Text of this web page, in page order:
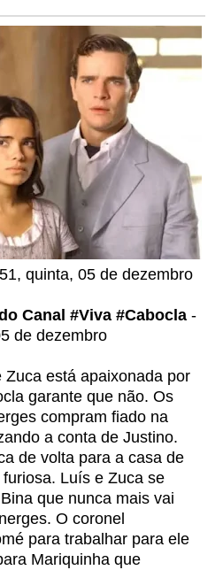
quinta, 05 de dezembro
Canal #Viva #Cabocla -
de dezembro
está apaixonada por
garante que não. Os
compram fiado na
a conta de Justino.
de volta para a casa de
Luís e Zuca se
que nunca mais vai
O coronel
para trabalhar para ele
Mariquinha que